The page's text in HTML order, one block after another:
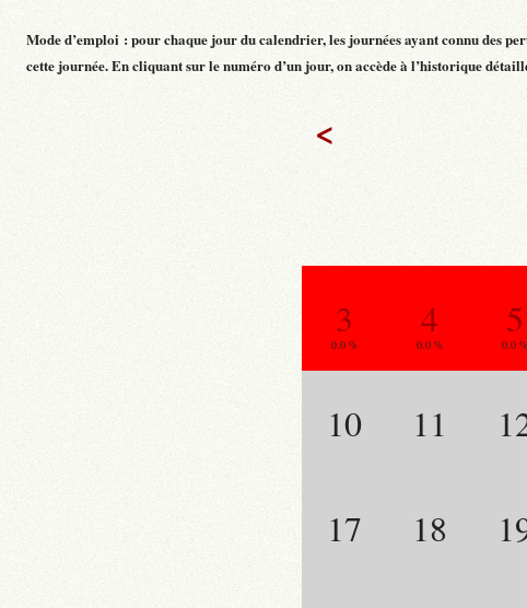
Mode d’emploi : pour chaque jour du calendrier, les journées ayant connu des
cette journée. En cliquant sur le numéro d’un jour, on accède à l’historique
<
3
0.0 %
4
0.0 %
5
0.0 %
10 11
17 18